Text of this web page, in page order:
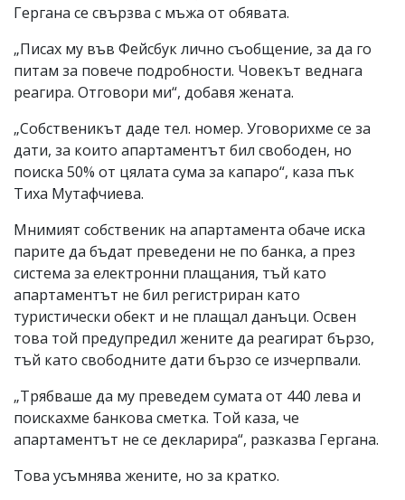
Гергана се свързва с мъжа от обявата.
„Писах му във Фейсбук лично съобщение, за да го
питам за повече подробности. Човекът веднага
реагира. Отговори ми“, добавя жената.
„Собственикът даде тел. номер. Уговорихме се за
дати, за които апартаментът бил свободен, но
поиска 50% от цялата сума за капаро“, каза пък
Тиха Мутафчиева.
Мнимият собственик на апартамента обаче иска
парите да бъдат преведени не по банка, а през
система за електронни плащания, тъй като
апартаментът не бил регистриран като
туристически обект и не плащал данъци. Освен
това той предупредил жените да реагират бързо,
тъй като свободните дати бързо се изчерпвали.
„Трябваше да му преведем сумата от 440 лева и
поискахме банкова сметка. Той каза, че
апартаментът не се декларира“, разказва Гергана.
Това усъмнява жените, но за кратко.